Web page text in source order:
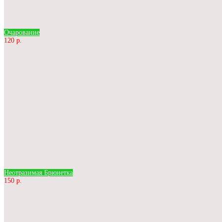
Очарование
120 р.
Неотразимая Брюнетка
150 р.